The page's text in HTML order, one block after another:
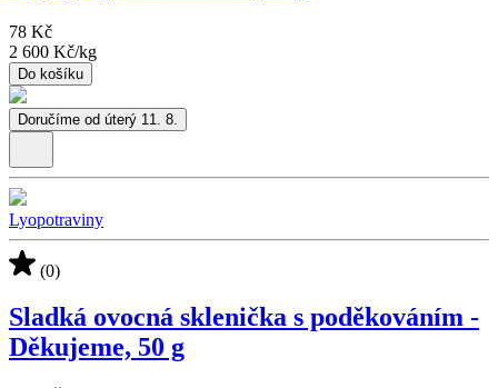
78 Kč
2 600 Kč/kg
Do košíku
Doručíme od úterý 11. 8.
Lyopotraviny
(0)
Sladká ovocná sklenička s poděkováním -
Děkujeme, 50 g